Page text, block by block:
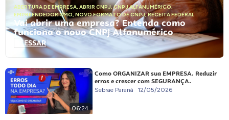
ABERTURA DE EMPRESA, ABRIR CNPJ,CNPJ ALFANUMÉRICO,
EMPREENDEDORISMO, NOVO FORMATO DE CNPJ,RECEITA FEDERAL
Vai abrir uma empresa? Entenda como
funciona o novo CNPJ Alfanumérico
ACESSAR
06:24
Como ORGANIZAR sua EMPRESA. Reduzir
erros e crescer com SEGURANÇA.
Sebrae Paraná 12/05/2026